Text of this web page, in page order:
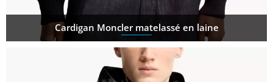
Cardigan Moncler matelassé en laine